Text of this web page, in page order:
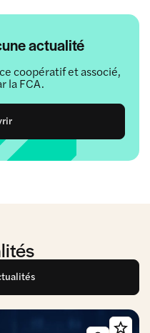
actualité
coopératif et associé,
la FCA.